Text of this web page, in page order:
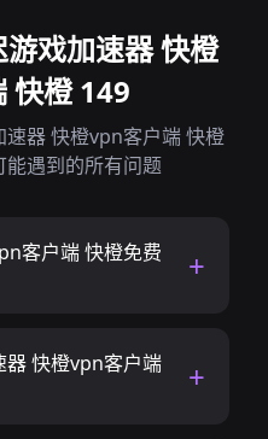
戏加速器 快橙
快橙 149
器 快橙vpn客户端 快橙
遇到的所有问题
客户端 快橙免费
器 快橙vpn客户端